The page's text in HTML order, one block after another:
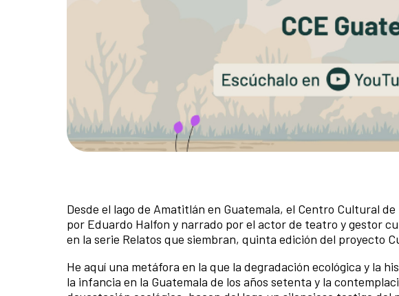
Desde el lago de Amatitlán en Guatemala, el Centro Cultural
por Eduardo Halfon y narrado por el actor de teatro y gestor
en la serie Relatos que siembran, quinta edición del proyecto
He aquí una metáfora en la que la degradación ecológica y la
la infancia en la Guatemala de los años setenta y la